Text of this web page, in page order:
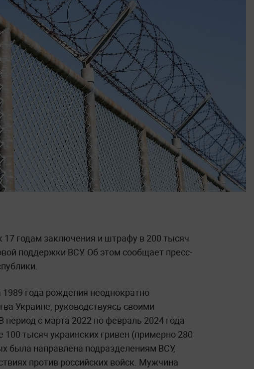
годам заключения и штрафу в 200 тысяч
поддержки ВСУ. Об этом сообщает пресс-
года рождения неоднократно
Украине, руководствуясь своими
с марта 2022 по февраль 2024 года
тысяч украинских гривен (примерно 280
была направлена подразделениям ВСУ,
против российских войск. Мужчина